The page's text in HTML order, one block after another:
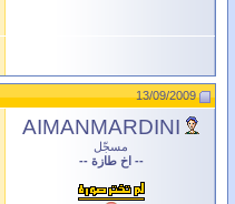
13/09/2009
AIMANMARDINI
مسجّل
-- اخ طازة --